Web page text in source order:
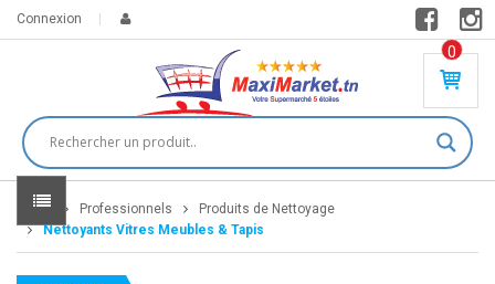
Connexion
0
PR
DU
IT(
S)
Home Professionnels
Produits de Nettoyage
Nettoyants Vitres Meubles & Tapis